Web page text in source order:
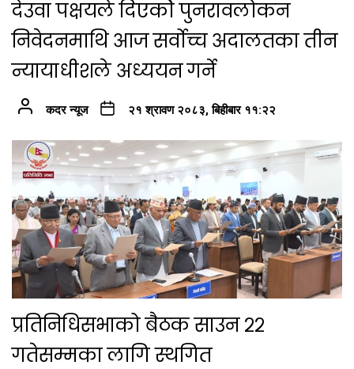
देउवा पक्षयले दिएकोे पुनरावलोकन
निवेदनमाथि आज सर्वोच्च अदालतका तीन
न्यायाधीशले अध्ययन गर्ने
कदर न्यूज २१ श्रावण २०८३, बिहीबार ११:२२
प्रतिनिधिसभाको बैठक साउन २२
गतेसम्मका लागि स्थगित